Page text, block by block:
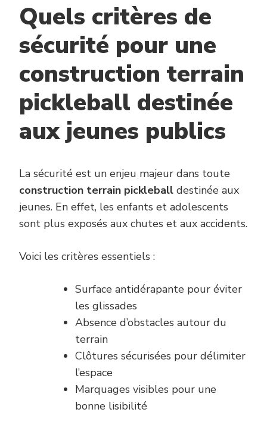
Quels critères de
sécurité pour une
construction terrain
pickleball destinée
aux jeunes publics
La sécurité est un enjeu majeur dans toute
construction terrain pickleball destinée aux
jeunes. En effet, les enfants et adolescents
sont plus exposés aux chutes et aux accidents.
Voici les critères essentiels :
Surface antidérapante pour éviter
les glissades
Absence d’obstacles autour du
terrain
Clôtures sécurisées pour délimiter
l’espace
Marquages visibles pour une
bonne lisibilité